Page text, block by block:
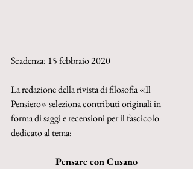
Scadenza: 15 febbraio 2020
La redazione della rivista di filosofia «Il
Pensiero» seleziona contributi originali in
forma di saggi e recensioni per il fascicolo
dedicato al tema:
Pensare con Cusano